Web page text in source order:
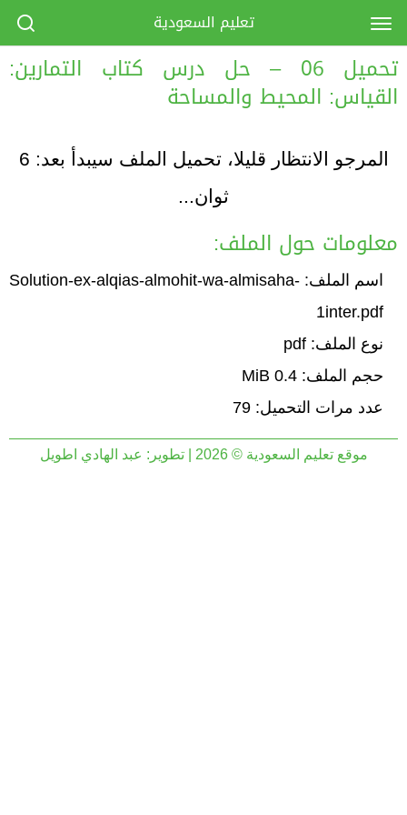
تحميل 06 – حل درس كتاب التمارين:
القياس: المحيط والمساحة
المرجو الانتظار قليلا، تحميل الملف سيبدأ بعد: 6
ثوان...
معلومات حول الملف:
اسم الملف: Solution-ex-alqias-almohit-wa-almisaha-
1inter.pdf
نوع الملف: pdf
حجم الملف: 0.4 MiB
عدد مرات التحميل: 79
موقع تعليم السعودية © 2026 | تطوير: عبد الهادي اطويل
تعليم السعودية